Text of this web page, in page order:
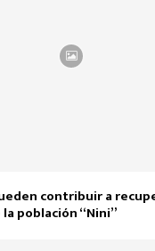
contribuir a
población “Nini”